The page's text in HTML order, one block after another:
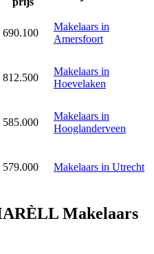
690.100
Makelaars in
Amersfoort
812.500
Makelaars in
Hoevelaken
585.000
Makelaars in
Hooglanderveen
579.000 Makelaars in Utrecht
Makelaars